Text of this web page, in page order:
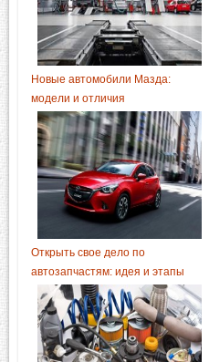
Новые автомобили Мазда:
модели и отличия
Открыть свое дело по
автозапчастям: идея и этапы